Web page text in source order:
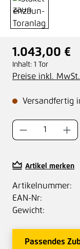
Regulärer Preis:
1.043,00 €
Inhalt: 1 Tor
Preise inkl.
Versandfertig
Produkt
Artikel merken
Artikelnummer:
EAN-Nr:
Gewicht:
Passendes